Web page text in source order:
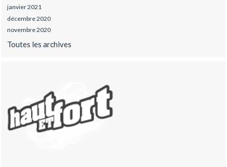
janvier 2021
décembre 2020
novembre 2020
Toutes les archives